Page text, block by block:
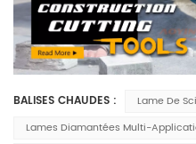
BALISES CHAUDES :
Lame De
Lames Diamantées Multi-